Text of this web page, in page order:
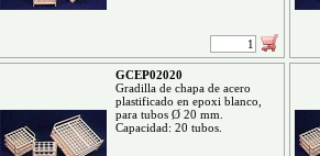
GCEP02020
Gradilla de chapa de acero
plastificado en epoxi blanco,
para tubos Ø 20 mm.
Capacidad: 20 tubos.